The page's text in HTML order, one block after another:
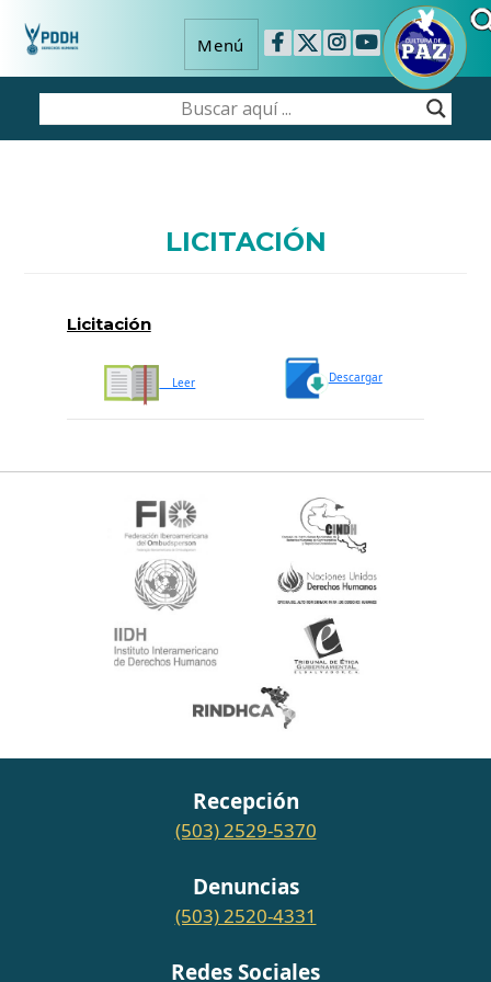
Menú
LICITACIÓN
Licitación
Leer Descargar
Recepción
(503) 2529-5370
Denuncias
(503) 2520-4331
Redes Sociales